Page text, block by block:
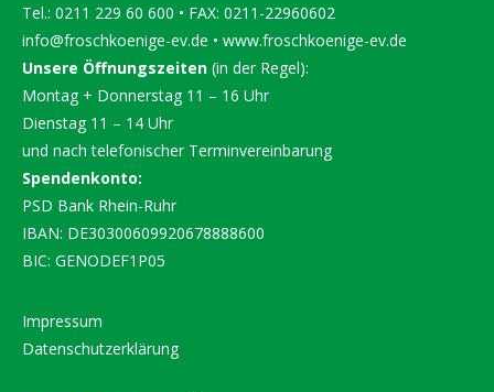
Tel.: 0211 229 60 600 • FAX: 0211-22960602
info@froschkoenige-ev.de • www.froschkoenige-ev.de
Unsere Öffnungszeiten (in der Regel):
Montag + Donnerstag 11 – 16 Uhr
Dienstag 11 – 14 Uhr
und nach telefonischer Terminvereinbarung
Spendenkonto:
PSD Bank Rhein-Ruhr
IBAN: DE30300609920678888600
BIC: GENODEF1P05
Impressum
Datenschutzerklärung